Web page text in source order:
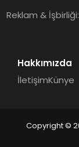
Reklam &
Hakkımızda
İletişimKünye
Copyright ©